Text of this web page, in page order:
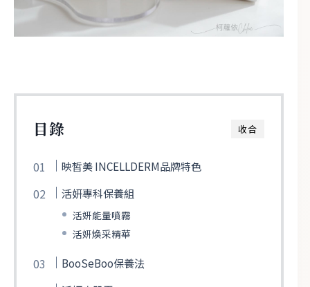
收合
目錄
映皙美 INCELLDERM品牌特色
活妍專科保養組
活妍能量噴霧
活妍煥采精華
BooSeBoo保養法